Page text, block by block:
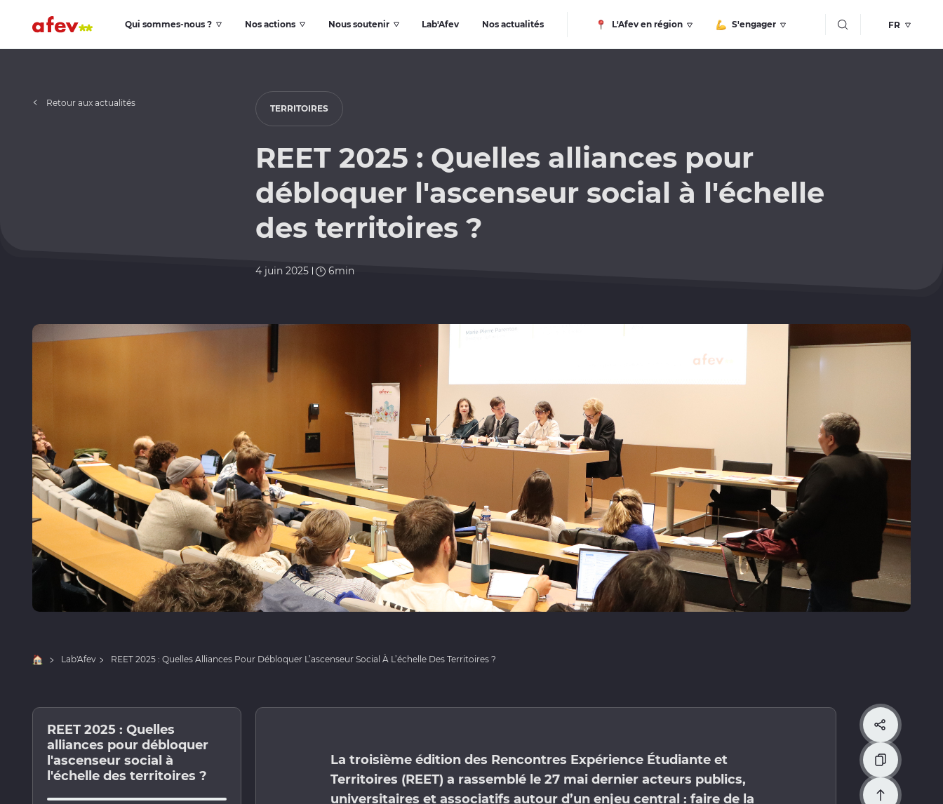
Qui sommes-nous ? Nos actions Nous soutenir Lab'Afev Nos actualités L'Afev en région S'engager Bouton recherche
Retour aux actualités
TERRITOIRES
REET 2025 : Quelles alliances pour
débloquer l'ascenseur social à l'échelle
des territoires ?
4 juin 2025 6min
AccueilLab'Afev REET 2025 : Quelles Alliances Pour Débloquer L’ascenseur Social À L’échelle Des Territoires ?
REET 2025 : Quelles
alliances pour débloquer
l'ascenseur social à
l'échelle des territoires ?
La troisième édition des Rencontres Expérience Étudiante et
Territoires (REET) a rassemblé le 27 mai dernier acteurs publics,
universitaires et associatifs autour d’un enjeu central : faire de la
Partager
Copier l'URL
Haut de